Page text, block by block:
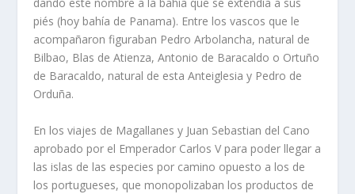
dando este nombre a la bahía que se extendía a sus
piés (hoy bahía de Panama). Entre los vascos que le
acompañaron figuraban Pedro Arbolancha, natural de
Bilbao, Blas de Atienza, Antonio de Baracaldo o Ortuño
de Baracaldo, natural de esta Anteiglesia y Pedro de
Orduña.
En los viajes de Magallanes y Juan Sebastian del Cano
aprobado por el Emperador Carlos V para poder llegar a
las islas de las especies por camino opuesto a los de
los portugueses, que monopolizaban los productos de